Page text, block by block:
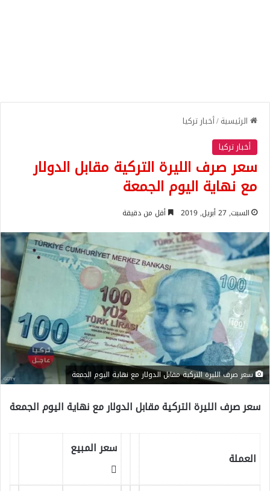
الرئيسية/أخبار تركيا
أخبار تركيا
سعر صرف الليرة التركية مقابل الدولار
مع نهاية اليوم الجمعة
السبت, 27 أبريل, 2019 أقل من دقيقة
سعر صرف الليرة التركية مقابل الدولار مع نهاية اليوم الجمعة
سعر صرف الليرة التركية مقابل الدولار مع نهاية اليوم الجمعة
العملة
سعر المبيع